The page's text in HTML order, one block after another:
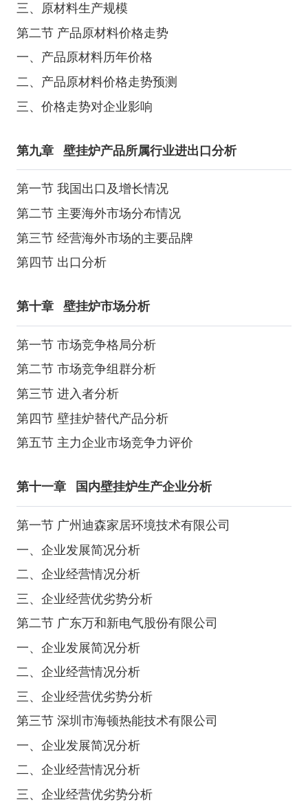
三、原材料生产规模
第二节 产品原材料价格走势
一、产品原材料历年价格
二、产品原材料价格走势预测
三、价格走势对企业影响
第九章 壁挂炉产品所属行业进出口分析
第一节 我国出口及增长情况
第二节 主要海外市场分布情况
第三节 经营海外市场的主要品牌
第四节 出口分析
第十章 壁挂炉市场分析
第一节 市场竞争格局分析
第二节 市场竞争组群分析
第三节 进入者分析
第四节 壁挂炉替代产品分析
第五节 主力企业市场竞争力评价
第十一章 国内壁挂炉生产企业分析
第一节 广州迪森家居环境技术有限公司
一、企业发展简况分析
二、企业经营情况分析
三、企业经营优劣势分析
第二节 广东万和新电气股份有限公司
一、企业发展简况分析
二、企业经营情况分析
三、企业经营优劣势分析
第三节 深圳市海顿热能技术有限公司
一、企业发展简况分析
二、企业经营情况分析
三、企业经营优劣势分析